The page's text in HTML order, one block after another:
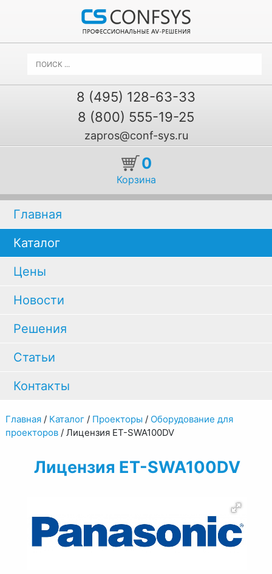
8 (495) 128-63-33
8 (800) 555-19-25
zapros@conf-sys.ru
0
Корзина
Главная
Каталог
Цены
Новости
Решения
Статьи
Контакты
Главная/ Каталог/ Проекторы / Оборудование для
проекторов/ Лицензия ET-SWA100DV
Лицензия ET-SWA100DV